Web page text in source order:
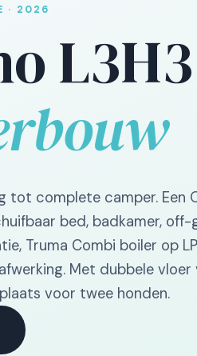
· 2026
L3H3
tot complete camper. Een
bed, badkamer, off-
Truma Combi boiler op
Met dubbele vloer
voor twee honden.